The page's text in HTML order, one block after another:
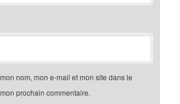
nom, mon e-mail et mon site dans le
prochain commentaire.